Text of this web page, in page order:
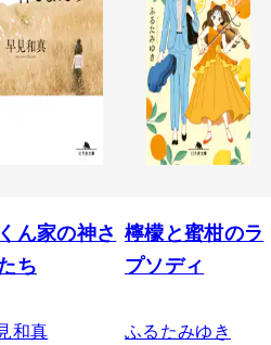
ん家の神さ
ち
和真
檸檬と蜜柑のラ
プソディ
ふるたみゆき